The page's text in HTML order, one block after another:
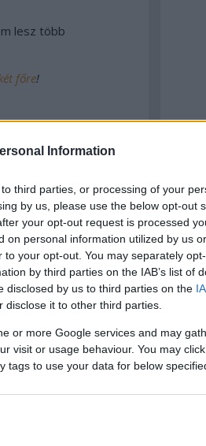
Information
third parties, or processing of your
by us, please use the below opt-out
your opt-out request is processed
on personal information utilized by us
your opt-out. You may separately
by third parties on the IAB’s list of
disclosed by us to third parties on the
disclose it to other third parties.
or more Google services and may
visit or usage behaviour. You may
tags to use your data for below
lesz több
főre!
2 komment